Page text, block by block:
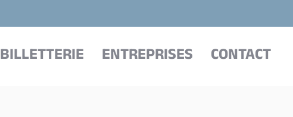
BILLETTERIE ENTREPRISES CONTACT